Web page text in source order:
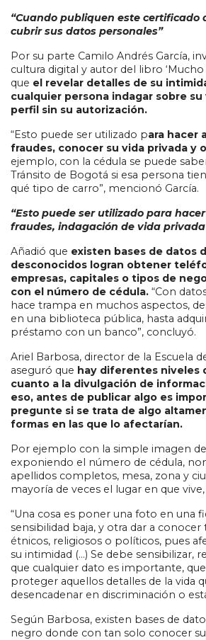
“Cuando publiquen este certificado
cubrir sus datos personales”
Por su parte Camilo Andrés García,
cultura digital y autor del libro ‘Mucho
que el revelar detalles de su
cualquier persona indagar sobre
perfil sin su autorización.
“Esto puede ser utilizado para hacer
fraudes, conocer su vida privada y
ejemplo, con la cédula se puede
Tránsito de Bogotá si esa persona
qué tipo de carro”, mencionó García.
“Esto puede ser utilizado para
fraudes, indagación de vida
Añadió que existen bases de datos
desconocidos logran obtener
empresas, capitales o tipos de
con el número de cédula. “Con
hace trampa en muchos aspectos,
en una biblioteca pública, hasta
préstamo con un banco”, concluyó.
Ariel Barbosa, director de la Escuela
aseguró que hay diferentes niveles
cuanto a la divulgación de
eso, antes de publicar algo es
pregunte si se trata de algo
formas en las que lo afectarían.
Por ejemplo con la simple imagen
exponiendo el número de cédula,
apellidos completos, mesa, zona y
mayoría de veces el lugar en que
“Una cosa es poner una foto en una
sensibilidad baja, y otra dar a conocer
étnicos, religiosos o políticos, pues
su intimidad (…) Se debe sensibilizar,
que cualquier dato es importante,
proteger aquellos detalles de la vida
desencadenar en discriminación o
Según Barbosa, existen bases de
negro donde con tan solo conocer su